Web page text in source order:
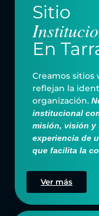
Sitio
En
Creamos
reflejan la
organización.
institucional
misión, visión y
experiencia de
que facilita la
Ver más